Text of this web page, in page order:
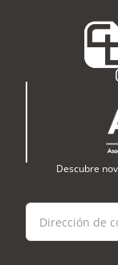
Descubre